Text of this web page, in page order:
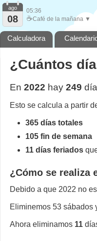
que
ago
08
05:36
☕Café de la mañana ▼
Calculadora
¿Cuántos
En 2022 hay 249
Esto se calcula a partir
365 días totales
105 fin de semana
11 días feriados
¿Cómo se realiza
Debido a que 2022 no
Eliminemos 53 sábados
Ahora eliminamos 11